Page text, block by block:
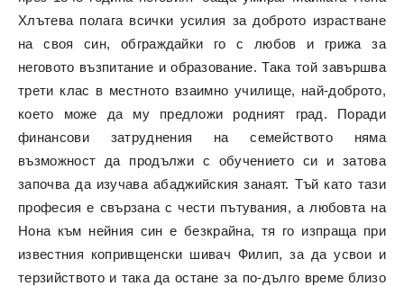
Хлътева полага всички усилия за доброто израстване
на своя син, обграждайки го с любов и грижа за
неговото възпитание и образование. Така той завършва
трети клас в местното взаимно училище, най-доброто,
което може да му предложи родният град. Поради
финансови затруднения на семейството няма
възможност да продължи с обучението си и затова
започва да изучава абаджийския занаят. Тъй като тази
професия е свързана с чести пътувания, а любовта на
Нона към нейния син е безкрайна, тя го изпраща при
известния копривщенски шивач Филип, за да усвои и
терзийството и така да остане за по-дълго време близо